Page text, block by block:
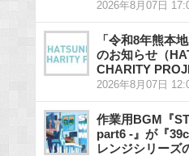
2026年8月07日
「令和8年熊本
のお知らせ（
CHARITY
2026年8月07日
作業用BGM『
part6 -』が『
レンジシリーズ